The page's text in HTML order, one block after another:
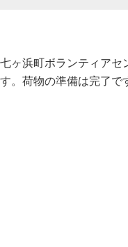
ヶ浜町ボランティアセ
。荷物の準備は完了で